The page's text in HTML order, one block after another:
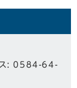
: 0584-64-